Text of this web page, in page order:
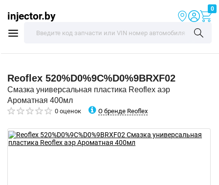
injector.by
0
Reoflex 520%D0%9C%D0%9BRXF02
Смазка универсальная пластика Reoflex аэр
Ароматная 400мл
0 оценок О бренде Reoflex